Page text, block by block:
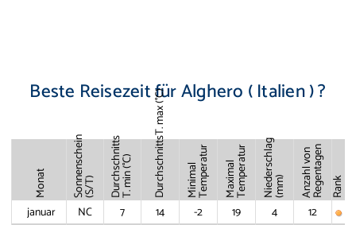
Beste Reisezeit für Alghero ( Italien ) ?
Monat Sonnenschein(S/T) DurchschnittsT. min (°C) Durchschnitts
T. max (°C)
MinimalTemperatur MaximalTemperatur Niederschlag(mm) Anzahl vonRegentagen Rank
januar NC 7 14 -2 19 4
12